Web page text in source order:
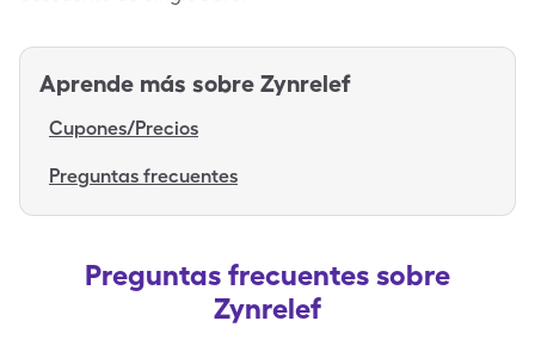
Aprende más sobre Zynrelef
Cupones/Precios
Preguntas frecuentes
Preguntas frecuentes sobre
Zynrelef